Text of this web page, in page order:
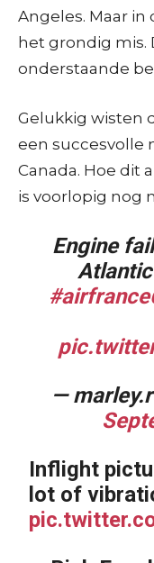
Angeles. Maar
het grondig mis.
onderstaande
Gelukkig wisten
een succesvolle
Canada. Hoe dit
is voorlopig nog
Engine
—
Inflight
lot of